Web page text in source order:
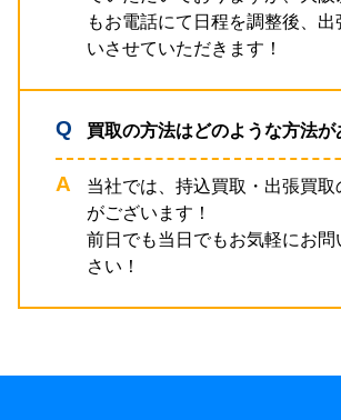
もお電話にて日程を調整後、出
いさせていただきます！
買取の方法はどのような方法が
当社では、持込買取・出張買
がございます！
前日でも当日でもお気軽にお問
さい！